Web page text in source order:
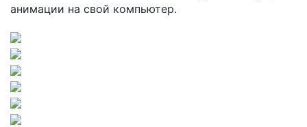
анимации на свой компьютер.